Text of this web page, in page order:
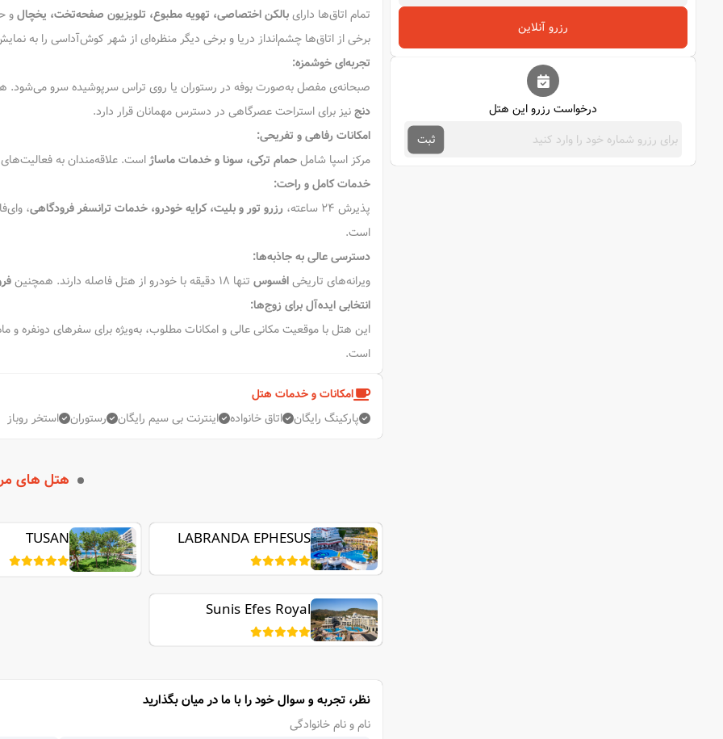
رزرو آنلاین
درخواست رزرو این هتل
ثبت
تمام اتاق‌ها دارایبالکن اختصاصی، تهویه مطبوع، تلویزیون صفحه‌تخت، یخچالو
برخی از اتاق‌ها چشم‌انداز دریا و برخی دیگر منظره‌ای از شهر کوش‌آداسی را به
تجربه‌ای خوشمزه:
صبحانه‌ی مفصل به‌صورت بوفه در رستوران یا روی تراس سرپوشیده سرو می‌شود.
دنجنیز برای استراحت عصرگاهی در دسترس مهمانان قرار دارد.
امکانات رفاهی و تفریحی:
مرکز اسپا شاملحمام ترکی، سونا و خدمات ماساژاست. علاقه‌مندان به فعالیت‌های
خدمات کامل و راحت:
پذیرش ۲۴ ساعته،
رزرو تور و بلیت، کرایه خودرو، خدمات ترانسفر فرودگاهی،
است.
دسترسی عالی به جاذبه‌ها:
ویرانه‌های تاریخیافسوستنها ۱۸ دقیقه با خودرو از هتل فاصله دارند. همچنین
انتخابی ایده‌آل برای زوج‌ها:
این هتل با موقعیت مکانی عالی و امکانات مطلوب، به‌ویژه برای سفرهای دونفره و
است.
امکانات و خدمات هتل
پارکینگ رایگان
اتاق خانواده اینترنت بی سیم رایگان رستوران استخر روباز
هتل های
LABRANDA EPHESUS
PRINCESS
TUSAN
Sunis Efes Royal
نظر، تجربه و سوال خود را با ما در میان بگذارید
نام و نام خانوادگی